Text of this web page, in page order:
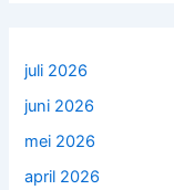
juli 2026
juni 2026
mei 2026
april 2026